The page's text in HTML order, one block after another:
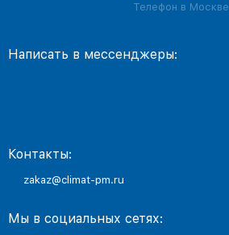
Телефон в Москве
Написать в мессенджеры:
Контакты:
zakaz@climat-pm.ru
Мы в социальных сетях: